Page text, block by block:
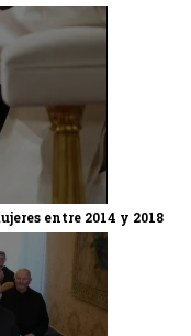
entre 2014 y 2018